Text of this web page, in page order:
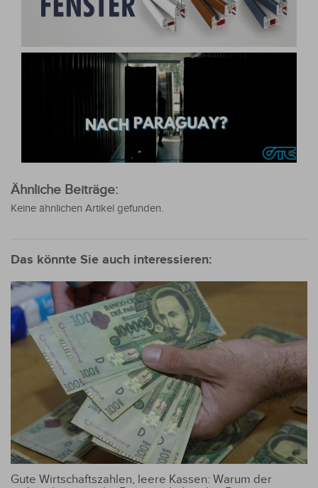
Ähnliche Beiträge:
Keine ähnlichen Artikel gefunden.
Das könnte Sie auch interessieren:
Gute Wirtschaftszahlen, leere Kassen: Warum der